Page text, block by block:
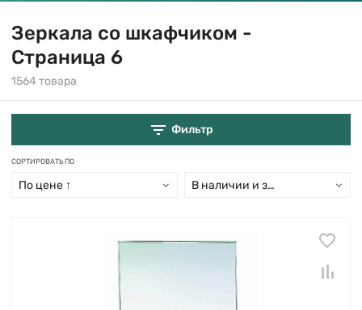
Зеркала со шкафчиком -
Страница 6
1564 товара
Фильтр
СОРТИРОВАТЬ ПО
По цене ↑ В наличии и заказ свыше 15 дн